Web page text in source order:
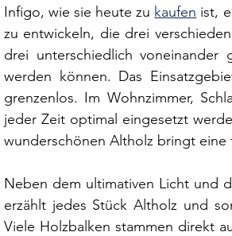
Infigo, wie sie heute zu kaufen ist,
zu entwickeln, die drei
drei unterschiedlich
werden können. Das
grenzenlos. Im Wohnzimmer,
jeder Zeit optimal eingesetzt
wunderschönen Altholz bringt eine
Neben dem ultimativen Licht und
erzählt jedes Stück Altholz und
Viele Holzbalken stammen direkt